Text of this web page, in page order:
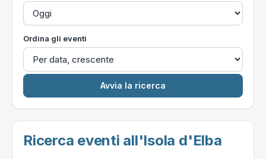
Ordina gli eventi
Ricerca eventi all'Isola d'Elba